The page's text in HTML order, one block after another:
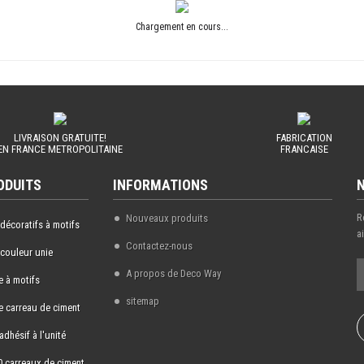
Chargement en cours...
LIVRAISON GRATUITE!
FRANCE METROPOLITAINE
FABRICATION
FRANCAISE
à motifs
unie
à motifs
carreau de ciment
à l'unité
INFORMATIONS
Nouveaux produits
Contactez-nous
A propos de Deco Way
sitemap